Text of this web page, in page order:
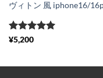
5段階中
¥5,200